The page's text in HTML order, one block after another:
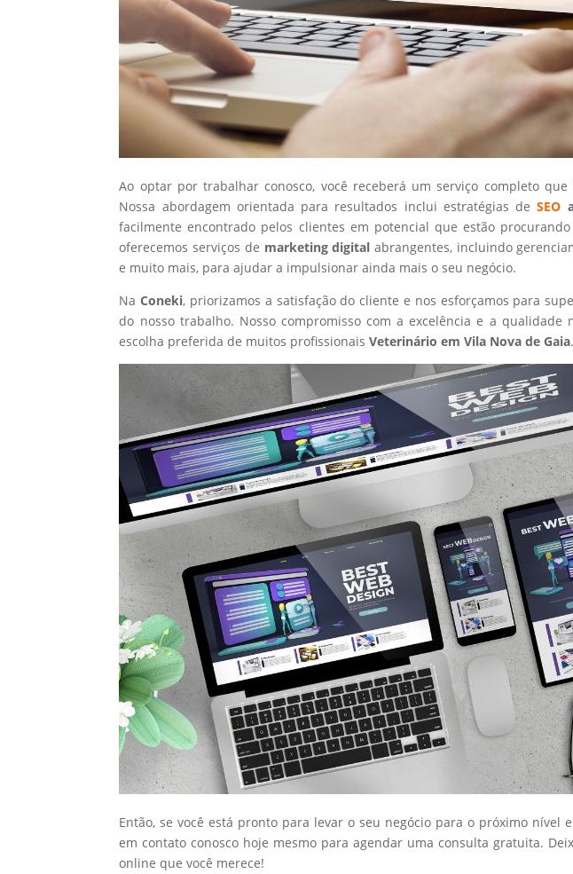
Ao optar por trabalhar conosco, você receberá um serviço completo
Nossa abordagem orientada para resultados inclui estratégias deSEO
facilmente encontrado pelos clientes em potencial que estão
oferecemos serviços de marketing digital abrangentes, incluindo
e muito mais, para ajudar a impulsionar ainda mais o seu negócio.
NaConeki, priorizamos a satisfação do cliente e nos esforçamos para
do nosso trabalho. Nosso compromisso com a excelência e a
escolha preferida de muitos profissionaisVeterinário em Vila Nova de Gaia.
Então, se você está pronto para levar o seu negócio para o próximo nível
em contato conosco hoje mesmo para agendar uma consulta gratuita.
online que você merece!